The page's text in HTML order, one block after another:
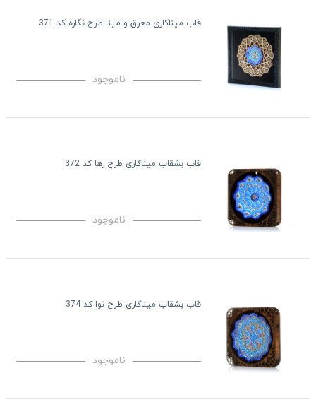
قاب میناکاری معرق و مینا طرح نگاره کد 371
ناموجود
قاب بشقاب میناکاری طرح رها کد 372
ناموجود
قاب بشقاب میناکاری طرح نوا کد 374
ناموجود